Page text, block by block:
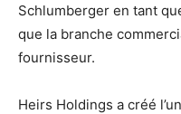
Schlumberger en tant
que la branche
fournisseur.
Heirs Holdings a créé